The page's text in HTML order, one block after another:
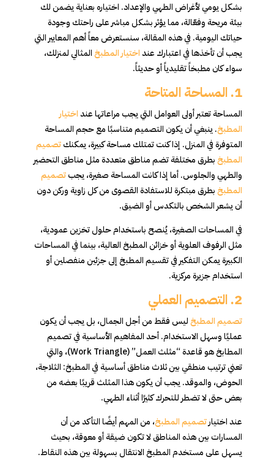
بشكل يومي لأغراض الطهي والإعداد. اختياره بعناية يضمن لك
بيئة مريحة وفعّالة، مما يؤثر بشكل مباشر على راحتك وجودة
حياتك اليومية. في هذه المقالة، سنستعرض معاً أهم المعايير التي
يجب أن تأخذها في اعتبارك عنداختيار المطبخالمثالي لمنزلك،
سواء كان مطبخاً تقليدياً أو حديثاً.
1. المساحة المتاحة
المساحة تعتبر أولى العوامل التي يجب مراعاتها عنداختيار
المطبخ. ينبغي أن يكون التصميم متناسبًا مع حجم المساحة
المتوفرة في المنزل. إذا كنت تمتلك مساحة كبيرة، يمكنكتصميم
المطبخبطرق مختلفة تضم مناطق متعددة مثل مناطق التحضير
والطهي والجلوس. أما إذا كانت المساحة صغيرة، يجبتصميم
المطبخبطرق مبتكرة للاستفادة القصوى من كل زاوية وركن دون
أن يشعر الشخص بالتكدس أو الضيق.
في المساحات الصغيرة، يُنصح باستخدام حلول تخزين عمودية،
مثل الرفوف العلوية أو خزائن المطبخ العالية، بينما في المساحات
الكبيرة يمكن التفكير في تقسيم المطبخ إلى جزئين منفصلين أو
استخدام جزيرة مركزية.
2. التصميم العملي
تصميم المطبخليس فقط من أجل الجمال، بل يجب أن يكون
عمليًا وسهل الاستخدام. أحد المفاهيم الأساسية في تصميم
المطابخ هو قاعدة “مثلث العمل” (Work Triangle)، والتي
تعني ترتيب منطقي بين ثلاث مناطق أساسية في المطبخ: الثلاجة،
الحوض، والموقد. يجب أن يكون هذا المثلث قريبًا بعضه من
بعض حتى لا تضطر للتحرك كثيرًا أثناء الطهي.
عند اختيارتصميم المطبخ، من المهم أيضًا التأكد من أن
المسارات بين هذه المناطق لا تكون ضيقة أو معوقة، بحيث
يسهل على مستخدم المطبخ الانتقال بسهولة بين هذه النقاط.